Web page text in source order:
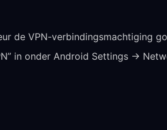
de VPN-verbindingsmachtiging
in onder Android Settings →